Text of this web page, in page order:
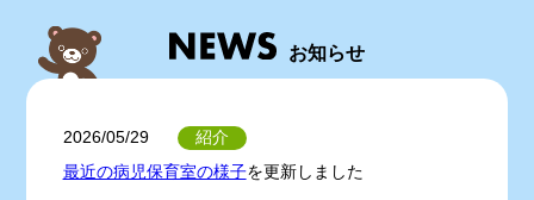
お知らせ
2026/05/29 紹介
最近の病児保育室の様子を更新しました